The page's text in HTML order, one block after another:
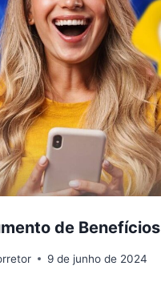
de Benefícios
9 de junho de 2024